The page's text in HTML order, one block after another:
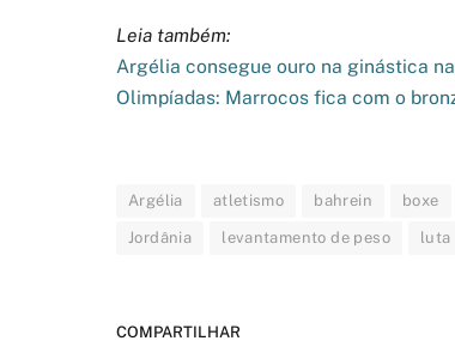
Leia também:
Argélia consegue ouro na ginástica
Olimpíadas: Marrocos fica com o
Argélia atletismo bahrein boxe
Jordânia levantamento de peso luta
COMPARTILHAR